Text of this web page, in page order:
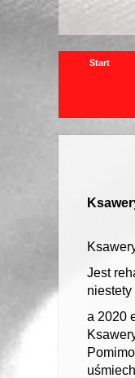
Start
Jest
niestety
a 2020